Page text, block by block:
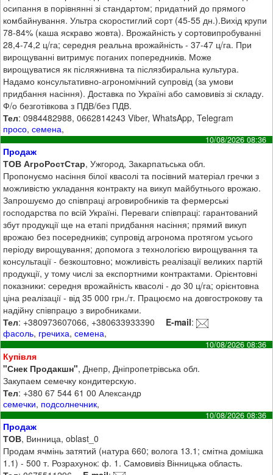
осипання в порівнянні зі стандартом; придатний до прямого
комбайнування. Ультра скоростиглий сорт (45-55 дн.).Вихід крупи
78-84% (каша яскраво жовта). Врожайність у сортовипробуванні
28,4-74,2 ц/га; середня реальна врожайність - 37-47 ц/га. При
вирощуванні витримує поганих попередників. Може
вирощуватися як післяжнивна та післязбиральна культура.
Надамо консультативно-агрономічний супровід (за умови
придбання насіння). Доставка по Україні або самовивіз зі складу.
Ф/о безготівкова з ПДВ/без ПДВ.
Тел: 0984482988, 0662814243 Viber, WhatsApp, Telegram
просо,семена,
10/08/2026 08:36
Продаж
ТОВ АгроРостСтар, Ужгород, Закарпатьська обл.
Пропонуємо насіння білої квасолі та посівний матеріал гречки з
можливістю укладання контракту на викуп майбутнього врожаю.
Запрошуємо до співпраці агровиробників та фермерські
господарства по всій Україні. Переваги співпраці: гарантований
збут продукції ще на етапі придбання насіння; прямий викуп
врожаю без посередників; супровід агронома протягом усього
періоду вирощування; допомога з технологією вирощування та
консультації - безкоштовно; можливість реалізації великих партій
продукції, у тому числі за експортними контрактами. Орієнтовні
показники: середня врожайність квасолі - до 30 ц/га; орієнтовна
ціна реалізації - від 35 000 грн./т. Працюємо на довгострокову та
надійну співпрацю з виробниками.
Тел: +380973607066, +380633933390 E-mail:
фасоль, гречиха,семена,
10/08/2026 08:36
Купівля
"Снек Продакшн", Днепр, Дніпропетрівська обл.
Закупаем семечку кондитерскую.
Тел: +380 67 544 61 00 Александр
семечки, подсолнечник,
10/08/2026 08:36
Продаж
ТОВ, Винница, oblast_0
Продам ячмінь затятий (натура 660; волога 13.1; смітна домішка
1.1) - 500 т. Розрахунок: ф. 1. Самовивіз Вінницька область.